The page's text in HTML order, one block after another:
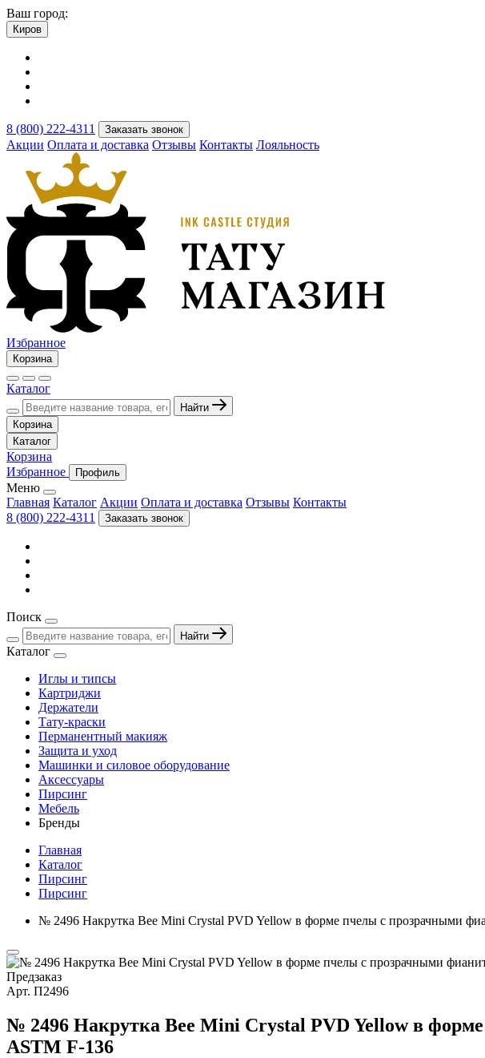
Ваш город:
Киров
8 (800) 222-4311 Заказать звонок
Акции Оплата и доставка Отзывы Контакты Лояльность
Избранное
Корзина
Каталог
Найти
Корзина
Каталог
Корзина
Избранное
Профиль
Меню
Главная Каталог Акции Оплата и доставка Отзывы Контакты
8 (800) 222-4311
Заказать звонок
Поиск
Найти
Каталог
Иглы и типсы
Картриджи
Держатели
Тату-краски
Перманентный макияж
Защита и уход
Машинки и силовое оборудование
Аксессуары
Пирсинг
Мебель
Бренды
Главная
Каталог
Пирсинг
Пирсинг
№ 2496 Накрутка Bee Mini Crystal PVD Yellow в форме пчелы с прозрачными
Предзаказ
Арт. П2496
№ 2496 Накрутка Bee Mini Crystal PVD Yellow в
ASTM F-136